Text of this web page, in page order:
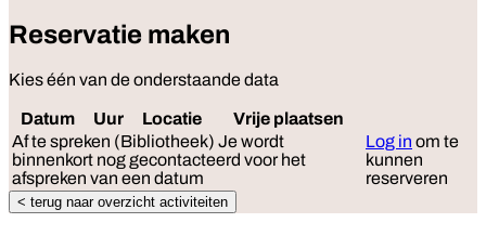
Reservatie maken
Kies één van de onderstaande data
Datum Uur Locatie Vrije plaatsen
Af te spreken (Bibliotheek) Je wordt
binnenkort nog gecontacteerd voor het
afspreken van een datum
Log in om te
kunnen
reserveren
< terug naar overzicht activiteiten